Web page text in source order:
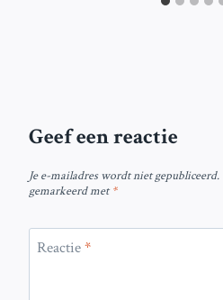
Geef een reactie
Je e-mailadres wordt niet gepubliceerd.
gemarkeerd met*
Reactie*